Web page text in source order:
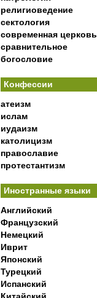
религиоведение
сектология
современная церковь
сравнительное
богословие
Конфессии
атеизм
ислам
иудаизм
католицизм
православие
протестантизм
Иностранные языки
Английский
Французский
Немецкий
Иврит
Японский
Турецкий
Испанский